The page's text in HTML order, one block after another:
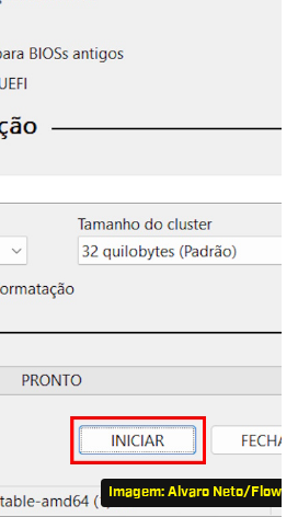
Imagem: Alvaro Neto/Flow